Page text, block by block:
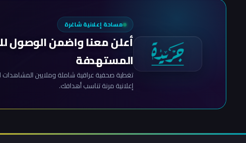
مساحة إعلانية شاغرة
أعلن معنا واضمن الوصول
المستهدفة
تغطية صحفية عراقية شاملة وملايين المشاهدات
إعلانية مرنة تناسب أهدافك.